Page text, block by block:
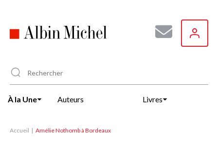
principal
À la Une Auteurs Livres
Accueil Amélie Nothomb à Bordeaux